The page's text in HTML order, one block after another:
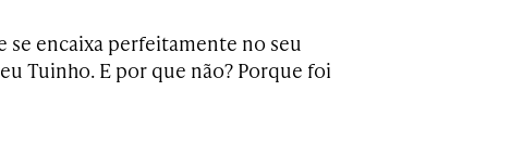
se encaixa perfeitamente no seu
Tuinho. E por que não? Porque foi